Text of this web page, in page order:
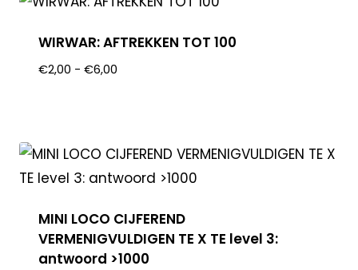
WIRWAR: AFTREKKEN TOT 100
€2,00 - €6,00
MINI LOCO CIJFEREND
VERMENIGVULDIGEN TE X TE level 3:
antwoord >1000